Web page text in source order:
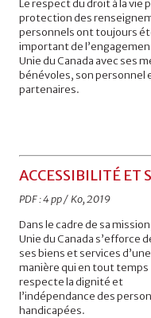
Le respect du droit à la vie
protection des
personnels ont toujours
important de
Unie du Canada avec ses
bénévoles, son personnel
partenaires.
ACCESSIBILITÉ ET
PDF : 4 pp / Ko, 2019
Dans le cadre de sa
Unie du Canada s’efforce
ses biens et services d’une
manière qui en tout temps
respecte la dignité et
l’indépendance des
handicapées.